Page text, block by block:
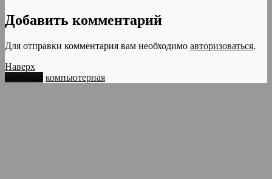
Добавить комментарий
Для отправки комментария вам необходимо авторизоваться.
Наверх
компьютерная